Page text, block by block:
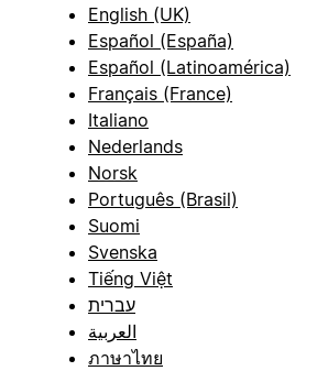
English (UK)
Español (España)
Español (Latinoamérica)
Français (France)
Italiano
Nederlands
Norsk
Português (Brasil)
Suomi
Svenska
Tiếng Việt
עברית
العربية
ภาษาไทย